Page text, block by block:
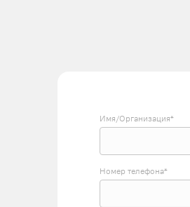
Имя/Организация*
Номер телефона*